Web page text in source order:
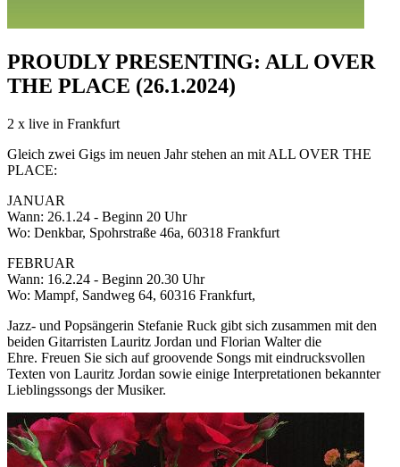
PROUDLY PRESENTING: ALL OVER
THE PLACE (26.1.2024)
2 x live in Frankfurt
Gleich zwei Gigs im neuen Jahr stehen an mit ALL OVER THE
PLACE:
JANUAR
Wann: 26.1.24 - Beginn 20 Uhr
Wo: Denkbar, Spohrstraße 46a, 60318 Frankfurt
FEBRUAR
Wann: 16.2.24 - Beginn 20.30 Uhr
Wo: Mampf, Sandweg 64, 60316 Frankfurt,
Jazz- und Popsängerin Stefanie Ruck gibt sich zusammen mit den
beiden Gitarristen Lauritz Jordan und Florian Walter die
Ehre. Freuen Sie sich auf groovende Songs mit eindrucksvollen
Texten von Lauritz Jordan sowie einige Interpretationen bekannter
Lieblingssongs der Musiker.